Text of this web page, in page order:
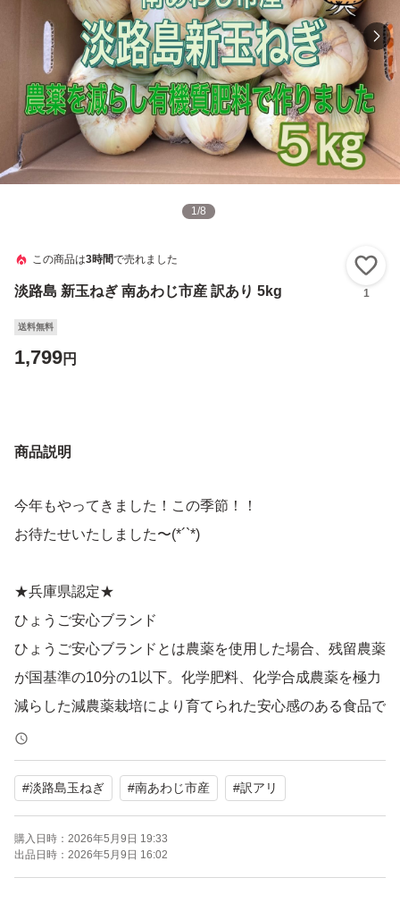
1/8
この商品は3時間で売れました
淡路島 新玉ねぎ 南あわじ市産 訳あり 5kg 1
送料無料
1,799円
商品説明
今年もやってきました！この季節！！
お待たせいたしました〜(*´`*)
★兵庫県認定★
ひょうご安心ブランド
ひょうご安心ブランドとは農薬を使用した場合、残留農薬
が国基準の10分の1以下。化学肥料、化学合成農薬を極力
減らした減農薬栽培により育てられた安心感のある食品で
す。
玉ねぎの本場！淡路島の南あわじ市で収穫した甘くて美味
しい玉ねぎです\( *´ω`* )/
ただ少し形が不細工なのです…
（分球 ハゼ 小玉 剥けキズ 虫食い 空洞 とう立ち ）
#淡路島玉ねぎ #南あわじ市産 #訳アリ
購入日時： 2026年5月9日 19:33
出品日時： 2026年5月9日 16:02